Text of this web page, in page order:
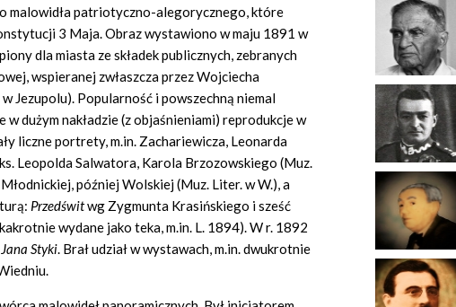
malowidła patriotyczno-alegorycznego, które
3 Maja. Obraz wystawiono w maju 1891 w
dla miasta ze składek publicznych, zebranych
wspieranej zwłaszcza przez Wojciecha
Jezupolu). Popularność i powszechną niemal
w dużym nakładzie (z objaśnieniami) reprodukcje w
liczne portrety, m.in. Zachariewicza, Leonarda
Leopolda Salwatora, Karola Brzozowskiego (Muz.
później Wolskiej (Muz. Liter. w W.), a
Przedświtwg Zygmunta Krasińskiego i sześć
wydane jako teka, m.in. L. 1894). W r. 1892
Styki. Brał udział w wystawach, m.in. dwukrotnie